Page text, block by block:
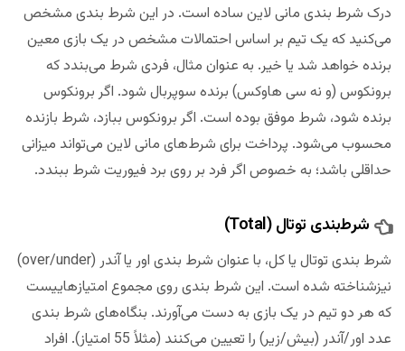
درک شرط بندی مانی لاین ساده است. در این شرط بندی مشخص
می‌کنید که یک تیم بر اساس احتمالات مشخص در یک بازی معین
برنده خواهد شد یا خیر. به عنوان مثال، فردی شرط می‌بندد که
برونکوس (و نه سی هاوکس) برنده سوپربال شود. اگر برونکوس
برنده شود، شرط موفق بوده است. اگر برونکوس ببازد، شرط بازنده
محسوب می‌شود. پرداخت‌ برای شرط‌های مانی لاین می‌تواند میزانی
حداقلی باشد؛ به خصوص اگر فرد بر روی برد فیوریت شرط ببندد.
شرط‌بندی توتال (Total)
شرط بندی توتال یا کل، با عنوان شرط بندی اور یا آندر (over/under)
نیزشناخته شده است. این شرط بندی روی مجموع امتیازهاییست
که هر دو تیم در یک بازی به دست می‌آورند. بنگاه‌های شرط بندی
عدد اور/آندر (بیش/زیر) را تعیین می‌کنند (مثلاً 55 امتیاز). افراد